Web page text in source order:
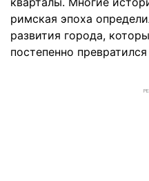
римская эпоха
развития города,
постепенно